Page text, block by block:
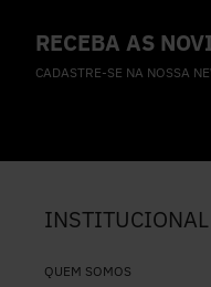
RECEBA AS
CADASTRE-SE NA NOSSA
INSTITUCIONAL
QUEM SOMOS